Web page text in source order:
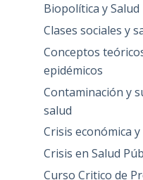
Biopolítica y Salud
Clases sociales y
Conceptos
epidémicos
Contaminación y
salud
Crisis económica y
Crisis en Salud
Curso Critico de